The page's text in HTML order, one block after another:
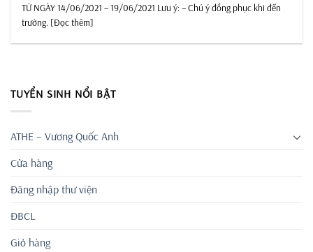
TỪ NGÀY 14/06/2021 – 19/06/2021 Lưu ý: – Chú ý đồng phục khi đến
trường. [Đọc thêm]
TUYỂN SINH NỔI BẬT
ATHE – Vương Quốc Anh
Cửa hàng
Đăng nhập thư viện
ĐBCL
Giỏ hàng